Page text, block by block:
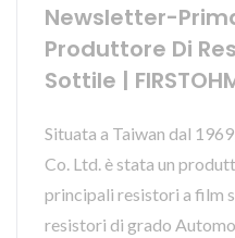
Newsletter-
Produttore Di
Sottile |
Situata a Taiwan dal
Co. Ltd. è stata un
principali resistori a film
resistori di grado